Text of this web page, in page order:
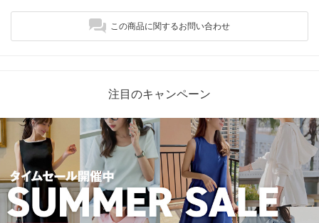
この商品に関するお問い合わせ
注目のキャンペーン